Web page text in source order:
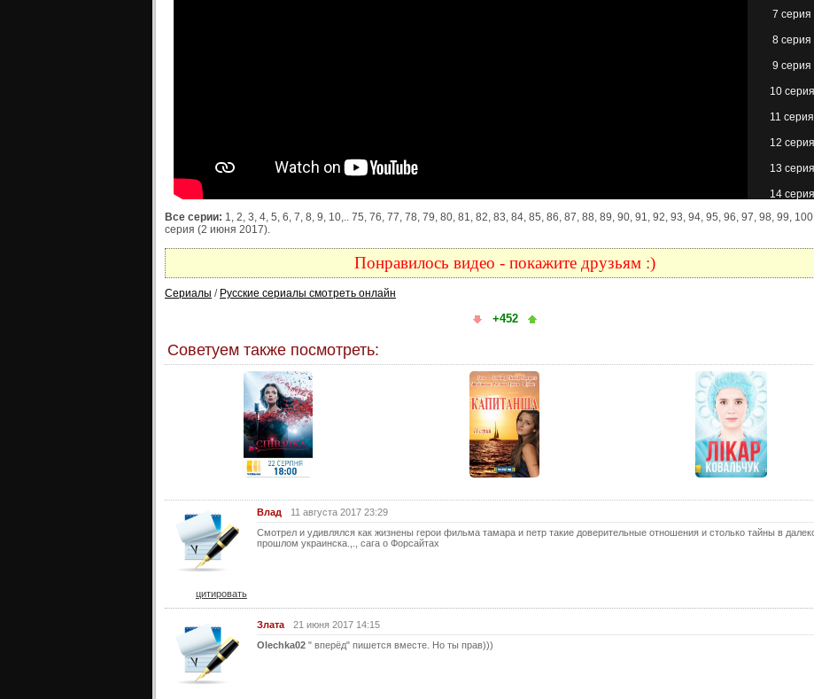
7 серия
8 серия
9 серия
10 серия
11 серия
12 серия
13 серия
14 серия
15 серия
26 серия
Все серии: 1, 2, 3, 4, 5, 6, 7, 8, 9, 10,.. 75, 76, 77, 78, 79, 80, 81, 82, 83, 84, 85, 86, 87, 88, 89, 90, 91, 92, 93, 94, 95, 96, 97, 98, 99, 100
серия (2 июня 2017).
Понравилось видео - покажите друзьям :)
Сериалы / Русские сериалы смотреть онлайн
+452
Советуем также посмотреть:
Влад
11 августа 2017 23:29
Смотрел и удивлялся как жизнены герои фильма тамара и петр такие доверительные отношения и столько тайны в
прошлом украинска.,., сага о Форсайтах
цитировать
Злата
21 июня 2017 14:15
Olechka02 " вперёд" пишется вместе. Но ты прав)))